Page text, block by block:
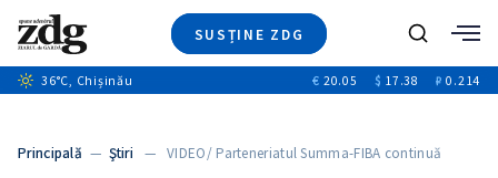
SUSȚINE ZDG
Ştiri
+11
Video
Caută
36°C, Chișinău € 20.05 $ 17.38 ₽ 0.214
Principală — Ştiri — VIDEO/ Parteneriatul Summa-FIBA continuă